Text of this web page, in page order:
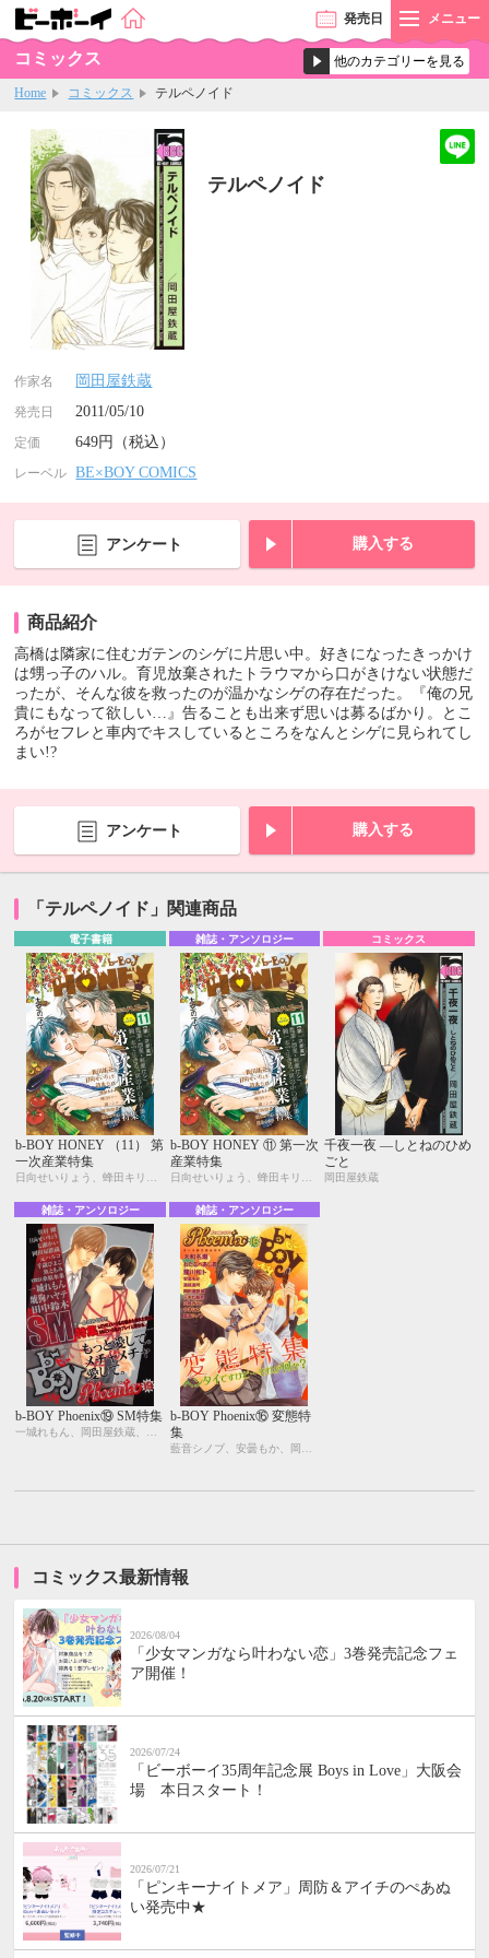
発売日 メニュー
コミックス
Home コミックス テルペノイド
テルペノイド
作家名 岡田屋鉄蔵
発売日 2011/05/10
定価 649円（税込）
レーベル BE×BOY COMICS
アンケート 購入する
商品紹介
高橋は隣家に住むガテンのシゲに片思い中。好きになったきっかけ
は甥っ子のハル。育児放棄されたトラウマから口がきけない状態だ
ったが、そんな彼を救ったのが温かなシゲの存在だった。『俺の兄
貴にもなって欲しい…』告ることも出来ず思いは募るばかり。とこ
ろがセフレと車内でキスしているところをなんとシゲに見られてし
まい!?
アンケート 購入する
「テルペノイド」関連商品
電子書籍
b-BOY HONEY （11） 第
一次産業特集
雑誌・アンソロジー
b-BOY HONEY ⑪ 第一次
産業特集
コミックス
千夜一夜 ―しとねのひめ
ごと
岡田屋鉄蔵
雑誌・アンソロジー
b-BOY Phoenix⑲ SM特集
雑誌・アンソロジー
b-BOY Phoenix⑯ 変態特
集
コミックス最新情報
2026/08/04
「少女マンガなら叶わない恋」3巻発売記念フェ
ア開催！
2026/07/24
「ビーボーイ35周年記念展 Boys in Love」大阪会
場 本日スタート！
2026/07/21
「ピンキーナイトメア」周防＆アイチのぺあぬ
い発売中★